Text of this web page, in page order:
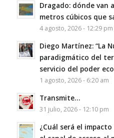
Dragado: dónde van
metros cúbicos que
4 agosto, 2026 - 12:29 pm
Diego Martínez: “La
paradigmático del
servicio del poder
1 agosto, 2026 - 6:20 am
Transmite…
31 julio, 2026 - 12:10 pm
¿Cuál será el